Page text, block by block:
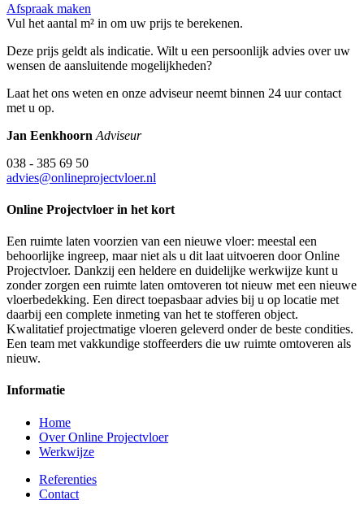
Afspraak maken
Vul het aantal m² in om uw prijs te berekenen.
Deze prijs geldt als indicatie. Wilt u een persoonlijk advies over uw
wensen de aansluitende mogelijkheden?
Laat het ons weten en onze adviseur neemt binnen 24 uur contact
met u op.
Jan Eenkhoorn Adviseur
038 - 385 69 50
advies@onlineprojectvloer.nl
Online Projectvloer in het kort
Een ruimte laten voorzien van een nieuwe vloer: meestal een
behoorlijke ingreep, maar niet als u dit laat uitvoeren door Online
Projectvloer. Dankzij een heldere en duidelijke werkwijze kunt u
zonder zorgen een ruimte laten omtoveren tot nieuw met een nieuwe
vloerbedekking. Een direct toepasbaar advies bij u op locatie met
daarbij een complete inmeting van het te stofferen object.
Kwalitatief projectmatige vloeren geleverd onder de beste condities.
Een team met vakkundige stoffeerders die uw ruimte omtoveren als
nieuw.
Informatie
Home
Over Online Projectvloer
Werkwijze
Referenties
Contact